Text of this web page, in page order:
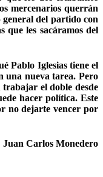
mercenarios querrán
general del partido con
les sacáramos del
Pablo Iglesias tiene el
una nueva tarea. Pero
el doble desde
hacer política. Este
no dejarte vencer por
Juan Carlos Monedero